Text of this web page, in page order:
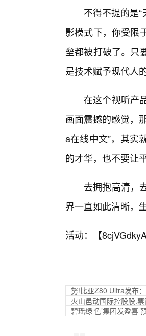
不得不提的是
影模式下，你受限
垒都被打破了。只
是技术赋予现代人
在这个视听产
画面震撼的感觉，
а在线中文”，其实
的才华，也不要让
去拥抱高清，
界一直如此清晰，
活动：【
努!比亚Z80 Ultra发布
火山邑动国际控股股.
碧瑶绿‘色’集团发盈喜